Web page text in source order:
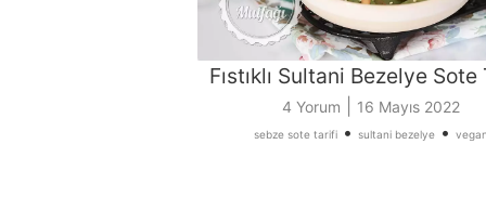
Fıstıklı Sultani Bezelye
4 Yorum 16 Mayıs 2022
sebze sote tarifi • sultani bezelye •